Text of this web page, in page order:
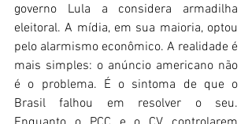
governo Lula a considera armadilha
eleitoral. A mídia, em sua maioria, optou
pelo alarmismo econômico. A realidade é
mais simples: o anúncio americano não
é o problema. É o sintoma de que o
Brasil falhou em resolver o seu.